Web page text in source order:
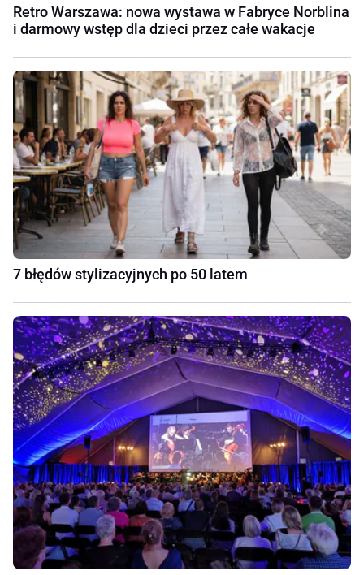
Retro Warszawa: nowa wystawa w Fabryce Norblina
i darmowy wstęp dla dzieci przez całe wakacje
7 błędów stylizacyjnych po 50 latem